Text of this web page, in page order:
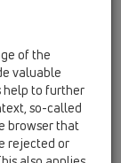
of the
valuable
help to further
so-called
browser that
rejected or